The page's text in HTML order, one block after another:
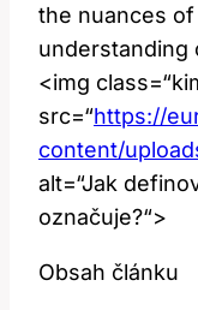
the nuances of
understanding
<img
src=“https://
content/
alt=“Jak
označuje?“>
Obsah článku